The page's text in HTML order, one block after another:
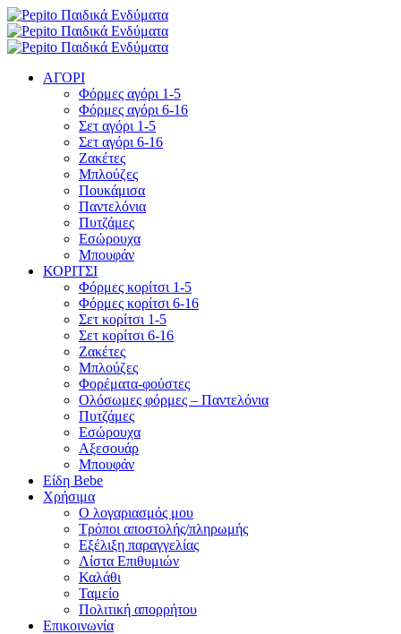
ΑΓΟΡΙ
Φόρμες αγόρι 1-5
Φόρμες αγόρι 6-16
Σετ αγόρι 1-5
Σετ αγόρι 6-16
Ζακέτες
Μπλούζες
Πουκάμισα
Παντελόνια
Πυτζάμες
Εσώρουχα
Μπουφάν
ΚΟΡΙΤΣΙ
Φόρμες κορίτσι 1-5
Φόρμες κορίτσι 6-16
Σετ κορίτσι 1-5
Σετ κορίτσι 6-16
Ζακέτες
Μπλούζες
Φορέματα-φούστες
Ολόσωμες φόρμες – Παντελόνια
Πυτζάμες
Εσώρουχα
Αξεσουάρ
Μπουφάν
Είδη Bebe
Χρήσιμα
Ο λογαριασμός μου
Τρόποι αποστολής/πληρωμής
Εξέλιξη παραγγελίας
Λίστα Επιθυμιών
Καλάθι
Ταμείο
Πολιτική απορρήτου
Επικοινωνία